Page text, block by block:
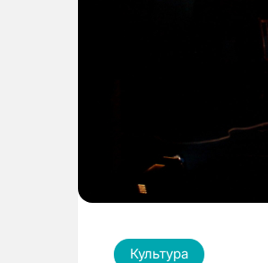
Культура